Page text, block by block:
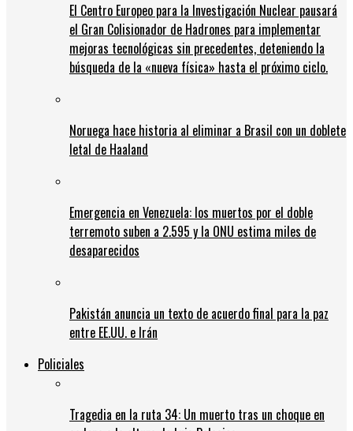
El Centro Europeo para la Investigación Nuclear pausará
el Gran Colisionador de Hadrones para implementar
mejoras tecnológicas sin precedentes, deteniendo la
búsqueda de la «nueva física» hasta el próximo ciclo.
Noruega hace historia al eliminar a Brasil con un doblete
letal de Haaland
Emergencia en Venezuela: los muertos por el doble
terremoto suben a 2.595 y la ONU estima miles de
desaparecidos
Pakistán anuncia un texto de acuerdo final para la paz
entre EE.UU. e Irán
Policiales
Tragedia en la ruta 34: Un muerto tras un choque en